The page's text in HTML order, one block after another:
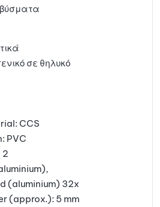
σε θηλυκό
CCS
PVC
2
(aluminium) 32x
(approx.): 5 mm